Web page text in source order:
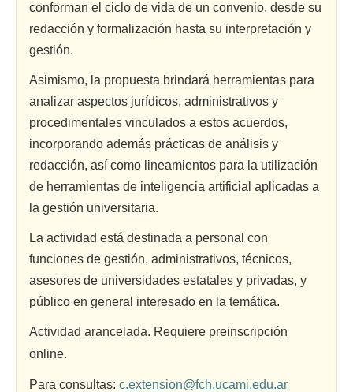
conforman el ciclo de vida de un convenio, desde su
redacción y formalización hasta su interpretación y
gestión.
Asimismo, la propuesta brindará herramientas para
analizar aspectos jurídicos, administrativos y
procedimentales vinculados a estos acuerdos,
incorporando además prácticas de análisis y
redacción, así como lineamientos para la utilización
de herramientas de inteligencia artificial aplicadas a
la gestión universitaria.
La actividad está destinada a personal con
funciones de gestión, administrativos, técnicos,
asesores de universidades estatales y privadas, y
público en general interesado en la temática.
Actividad arancelada. Requiere preinscripción
online.
Para consultas: c.extension@fch.ucami.edu.ar